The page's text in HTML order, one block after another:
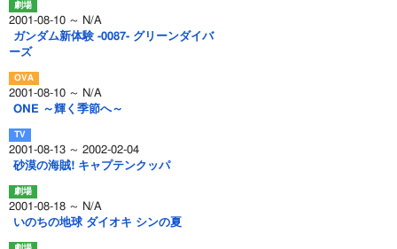
2001-08-10 ～ N/A
ガンダム新体験 -0087- グリーンダイバ
ーズ
2001-08-10 ～ N/A
ONE ～輝く季節へ～
2001-08-13 ～ 2002-02-04
砂漠の海賊! キャプテンクッパ
2001-08-18 ～ N/A
いのちの地球 ダイオキ シンの夏